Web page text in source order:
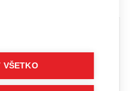
VŠETKO